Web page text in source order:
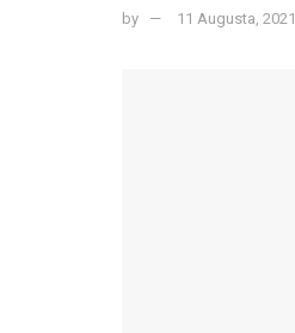
by 11 Augusta, 2021